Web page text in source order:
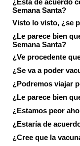
¿Está de acuerdo
Semana Santa?
Visto lo visto, ¿se
¿Le parece bien
Semana Santa?
¿Ve procedente
¿Se va a poder
¿Podremos viajar
¿Le parece bien
¿Estamos peor
¿Estaría de
¿Cree que la